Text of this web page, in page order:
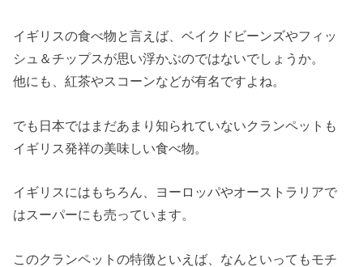
イギリスの食べ物と言えば、ベイクドビーンズやフィッ
シュ＆チップスが思い浮かぶのではないでしょうか。
他にも、紅茶やスコーンなどが有名ですよね。
でも日本ではまだあまり知られていないクランペットも
イギリス発祥の美味しい食べ物。
イギリスにはもちろん、ヨーロッパやオーストラリアで
はスーパーにも売っています。
このクランペットの特徴といえば、なんといってもモチ